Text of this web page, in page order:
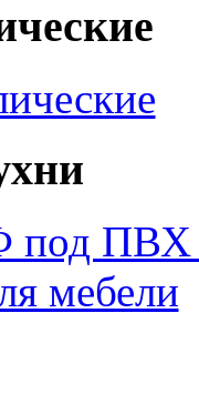
ПВХ
мебели